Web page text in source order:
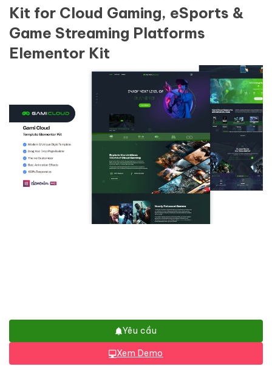
Kit for Cloud Gaming, eSports &
Game Streaming Platforms
Elementor Kit
Yêu cầu
Xem Demo